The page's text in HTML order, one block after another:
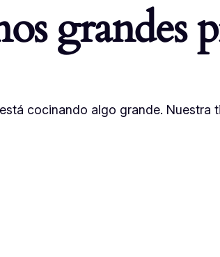
grandes
cocinando algo grande. Nuestra